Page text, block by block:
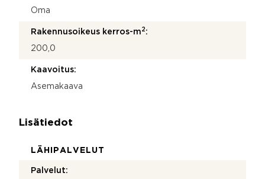
Oma
Rakennusoikeus kerros-m 2 :
200,0
Kaavoitus:
Asemakaava
Lisätiedot
LÄHIPALVELUT
Palvelut: